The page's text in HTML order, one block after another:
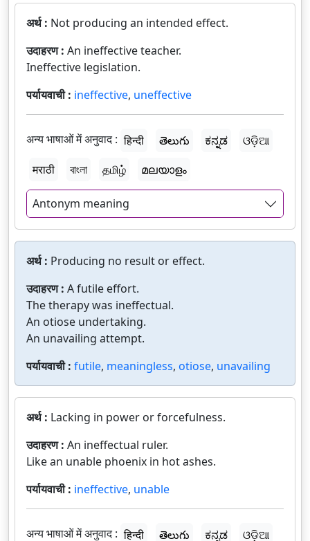
अर्थ : Not producing an intended effect.
उदाहरण : An ineffective teacher.
Ineffective legislation.
पर्यायवाची : ineffective, uneffective
अन्य भाषाओं में अनुवाद : हिन्दी తెలుగు ಕನ್ನಡ
ଓଡ଼ିଆ
मराठी
বাংলা தமிழ் മലയാളം
Antonym meaning
अर्थ : Producing no result or effect.
उदाहरण : A futile effort.
The therapy was ineffectual.
An otiose undertaking.
An unavailing attempt.
पर्यायवाची : futile, meaningless, otiose, unavailing
अर्थ : Lacking in power or forcefulness.
उदाहरण : An ineffectual ruler.
Like an unable phoenix in hot ashes.
पर्यायवाची : ineffective, unable
अन्य भाषाओं में अनुवाद : हिन्दी తెలుగు ಕನ್ನಡ ଓଡ଼ିଆ